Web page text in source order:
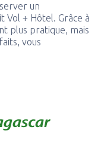
un
+ Hôtel. Grâce à
plus pratique, mais
vous